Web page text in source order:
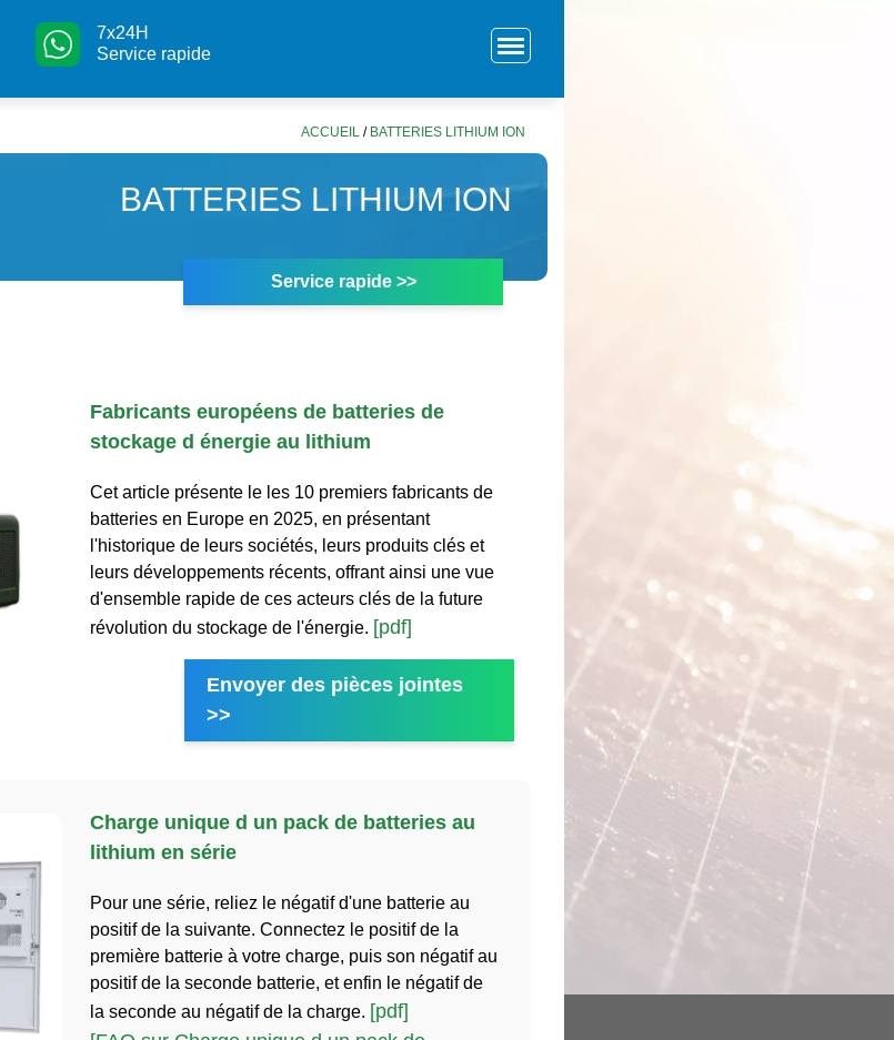
7x24H
Service rapide
ACCUEIL / BATTERIES LITHIUM ION
BATTERIES LITHIUM ION
Service rapide >>
Fabricants européens de batteries de
stockage d énergie au lithium
Cet article présente le les 10 premiers fabricants de
batteries en Europe en 2025, en présentant
l'historique de leurs sociétés, leurs produits clés et
leurs développements récents, offrant ainsi une vue
d'ensemble rapide de ces acteurs clés de la future
révolution du stockage de l'énergie. [pdf]
Envoyer des pièces jointes
>>
Charge unique d un pack de batteries au
lithium en série
Pour une série, reliez le négatif d'une batterie au
positif de la suivante. Connectez le positif de la
première batterie à votre charge, puis son négatif au
positif de la seconde batterie, et enfin le négatif de
la seconde au négatif de la charge. [pdf]